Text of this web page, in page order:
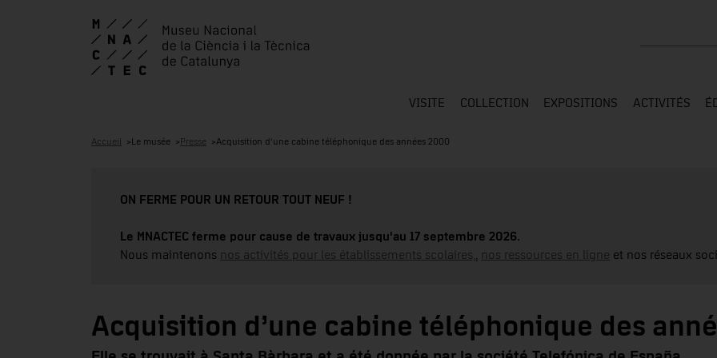
VISITE COLLECTION EXPOSITIONS ACTIVITÉS
Accueil Le musée Presse Acquisition d’une cabine téléphonique des années 2000
ON FERME POUR UN RETOUR TOUT NEUF !
Le MNACTEC ferme pour cause de travaux jusqu'au 17 septembre 2026.
Nous maintenons nos activités pour les établissements scolaires, nos ressources en ligne et nos réseaux
Acquisition d’une cabine téléphonique des